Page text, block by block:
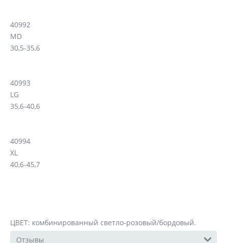
40992
MD
30,5-35,6
40993
LG
35,6-40,6
40994
XL
40,6-45,7
ЦВЕТ: комбинированный светло-розовый/бордовый.
Отзывы